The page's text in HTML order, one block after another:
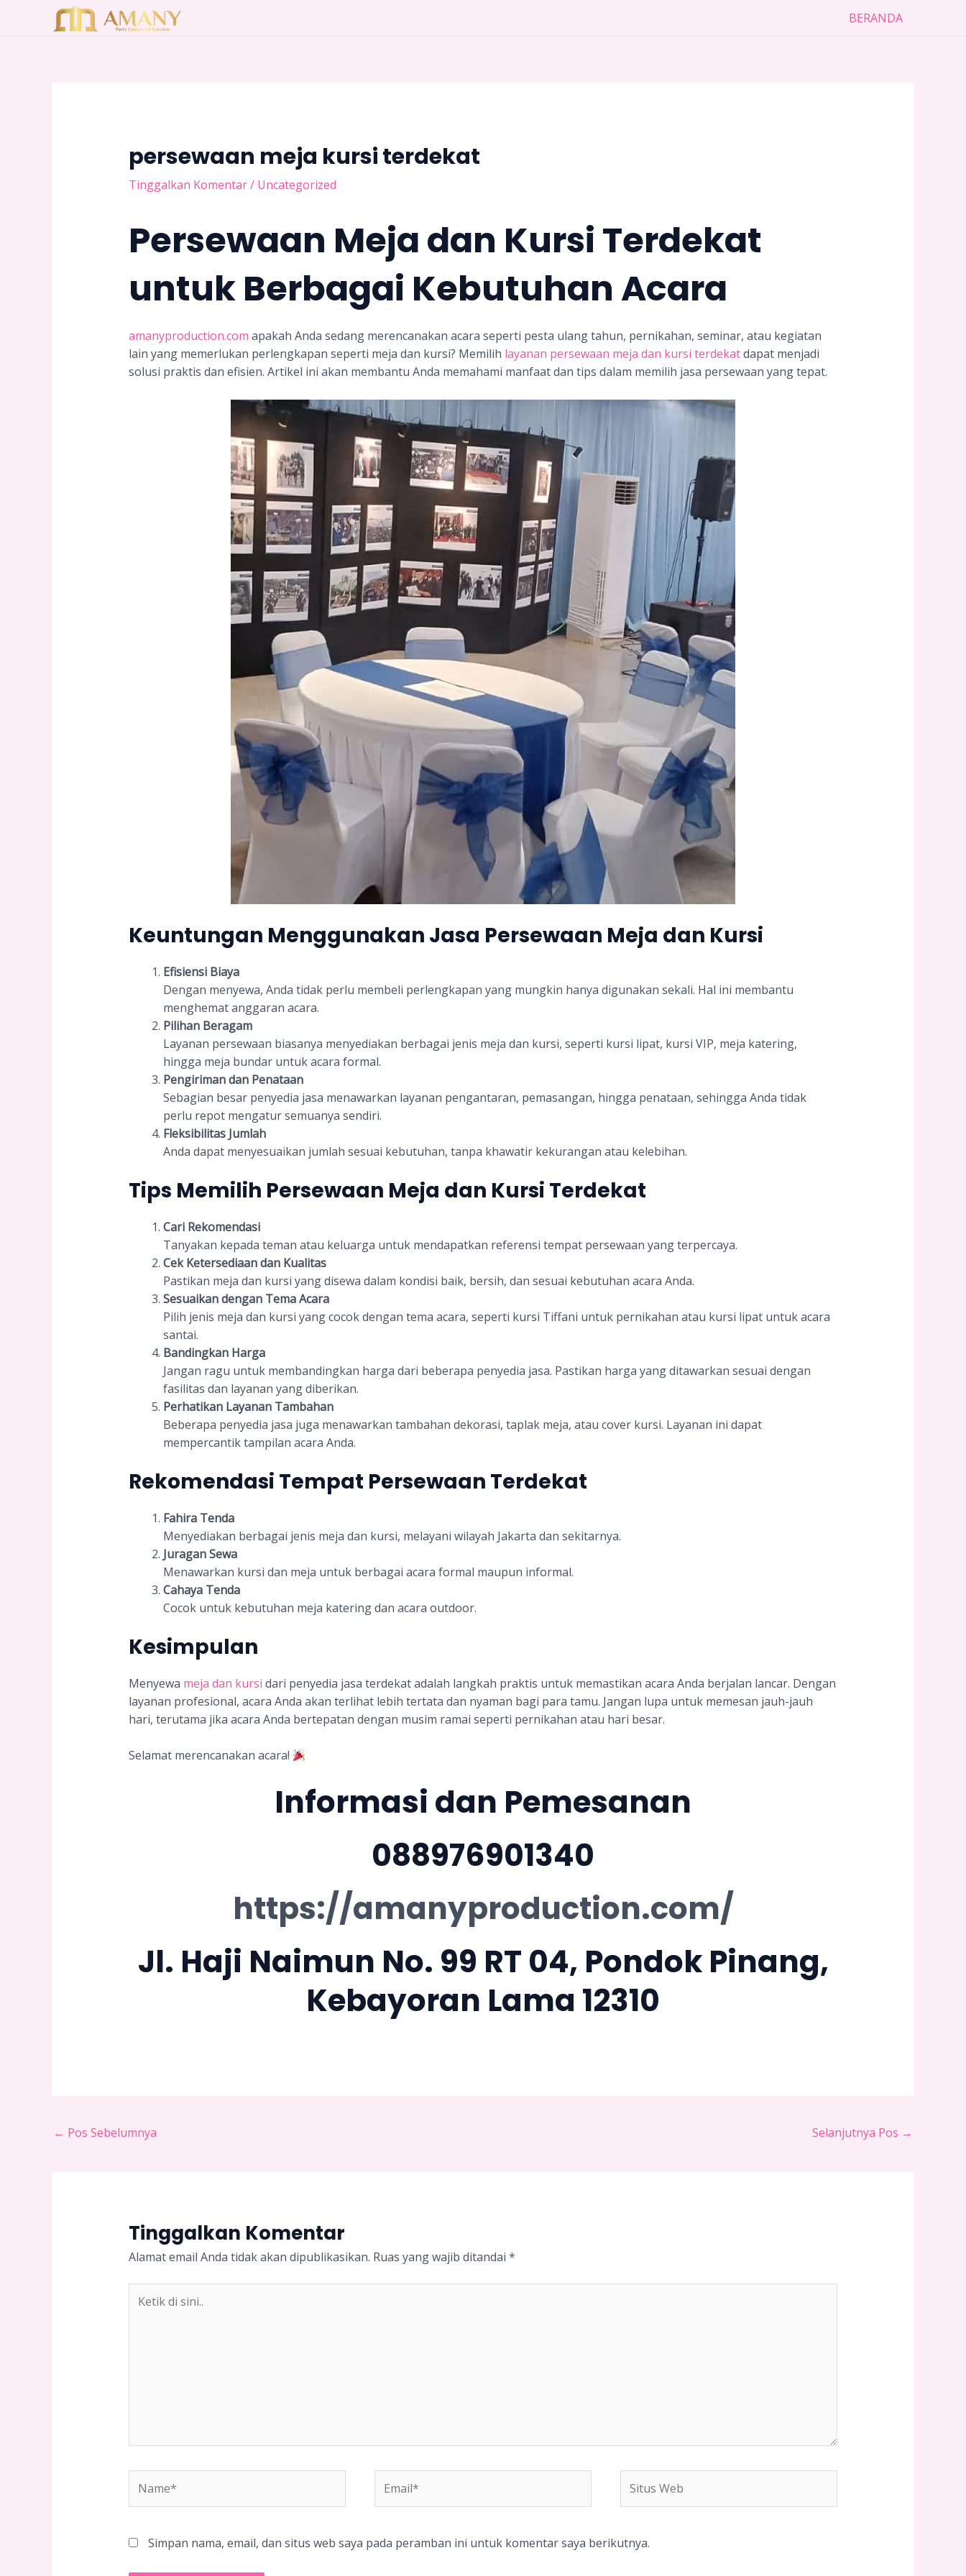
BERANDA
persewaan meja kursi terdekat
Tinggalkan Komentar/ Uncategorized
Persewaan Meja dan Kursi Terdekat
untuk Berbagai Kebutuhan Acara
amanyproduction.com apakah Anda sedang merencanakan acara seperti pesta ulang tahun, pernikahan, seminar, atau kegiatan
lain yang memerlukan perlengkapan seperti meja dan kursi? Memilih layanan persewaan meja dan kursi terdekatdapat menjadi
solusi praktis dan efisien. Artikel ini akan membantu Anda memahami manfaat dan tips dalam memilih jasa persewaan yang tepat.
Keuntungan Menggunakan Jasa Persewaan Meja dan Kursi
Efisiensi Biaya
Dengan menyewa, Anda tidak perlu membeli perlengkapan yang mungkin hanya digunakan sekali. Hal ini membantu
menghemat anggaran acara.
Pilihan Beragam
Layanan persewaan biasanya menyediakan berbagai jenis meja dan kursi, seperti kursi lipat, kursi VIP, meja katering,
hingga meja bundar untuk acara formal.
Pengiriman dan Penataan
Sebagian besar penyedia jasa menawarkan layanan pengantaran, pemasangan, hingga penataan, sehingga Anda tidak
perlu repot mengatur semuanya sendiri.
Fleksibilitas Jumlah
Anda dapat menyesuaikan jumlah sesuai kebutuhan, tanpa khawatir kekurangan atau kelebihan.
Tips Memilih Persewaan Meja dan Kursi Terdekat
Cari Rekomendasi
Tanyakan kepada teman atau keluarga untuk mendapatkan referensi tempat persewaan yang terpercaya.
Cek Ketersediaan dan Kualitas
Pastikan meja dan kursi yang disewa dalam kondisi baik, bersih, dan sesuai kebutuhan acara Anda.
Sesuaikan dengan Tema Acara
Pilih jenis meja dan kursi yang cocok dengan tema acara, seperti kursi Tiffani untuk pernikahan atau kursi lipat untuk acara
santai.
Bandingkan Harga
Jangan ragu untuk membandingkan harga dari beberapa penyedia jasa. Pastikan harga yang ditawarkan sesuai dengan
fasilitas dan layanan yang diberikan.
Perhatikan Layanan Tambahan
Beberapa penyedia jasa juga menawarkan tambahan dekorasi, taplak meja, atau cover kursi. Layanan ini dapat
mempercantik tampilan acara Anda.
Rekomendasi Tempat Persewaan Terdekat
Fahira Tenda
Menyediakan berbagai jenis meja dan kursi, melayani wilayah Jakarta dan sekitarnya.
Juragan Sewa
Menawarkan kursi dan meja untuk berbagai acara formal maupun informal.
Cahaya Tenda
Cocok untuk kebutuhan meja katering dan acara outdoor.
Kesimpulan
Menyewa meja dan kursi dari penyedia jasa terdekat adalah langkah praktis untuk memastikan acara Anda berjalan lancar. Dengan
layanan profesional, acara Anda akan terlihat lebih tertata dan nyaman bagi para tamu. Jangan lupa untuk memesan jauh-jauh
hari, terutama jika acara Anda bertepatan dengan musim ramai seperti pernikahan atau hari besar.
Selamat merencanakan acara!
Informasi dan Pemesanan
088976901340
https://amanyproduction.com/
Jl. Haji Naimun No. 99 RT 04, Pondok Pinang,
Kebayoran Lama 12310
Post
navigation
← Pos Sebelumnya Selanjutnya Pos →
Tinggalkan Komentar
Alamat email Anda tidak akan dipublikasikan. Ruas yang wajib ditandai *
Web
Simpan nama, email, dan situs web saya pada peramban ini untuk komentar saya berikutnya.